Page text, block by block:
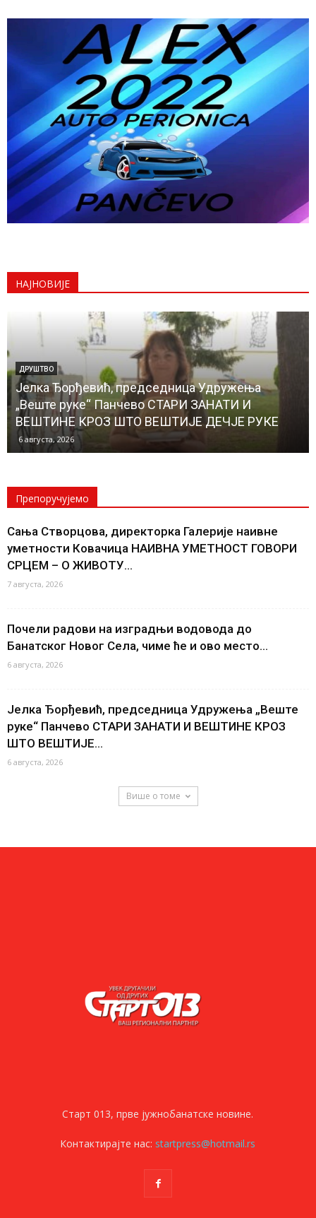
НАЈНОВИЈЕ
ДРУШТВО
Јелка Ђорђевић, председница Удружења
„Веште руке“ Панчево СТАРИ ЗАНАТИ И
ВЕШТИНЕ КРОЗ ШТО ВЕШТИЈЕ ДЕЧЈЕ РУКЕ
6 августа, 2026
Препоручујемо
Сања Створцова, директорка Галерије наивне
уметности Ковачица НАИВНА УМЕТНОСТ ГОВОРИ
СРЦЕМ – О ЖИВОТУ...
7 августа, 2026
Почели радови на изградњи водовода до
Банатског Новог Села, чиме ће и ово место...
6 августа, 2026
Јелка Ђорђевић, председница Удружења „Веште
руке“ Панчево СТАРИ ЗАНАТИ И ВЕШТИНЕ КРОЗ
ШТО ВЕШТИЈЕ...
6 августа, 2026
Више о томе
Старт 013, прве јужнобанатске новине.
Контактирајте нас: startpress@hotmail.rs